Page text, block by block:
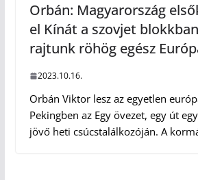
Orbán: Magyarország
el Kínát a szovjet
rajtunk röhög egész
2023.10.16.
Orbán Viktor lesz az egyetlen
Pekingben az Egy övezet, egy út
jövő heti csúcstalálkozóján. A